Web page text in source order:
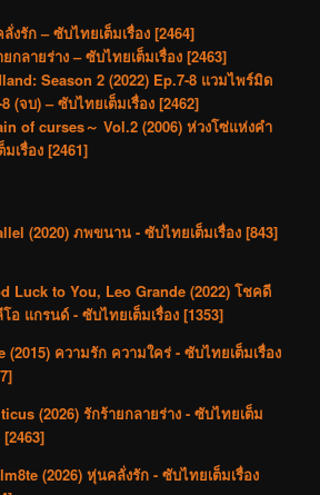
งรัก – ซับไทยเต็มเรื่อง [2464]
กลายร่าง – ซับไทยเต็มเรื่อง [2463]
Season 2 (2022) Ep.7-8 แวมไพร์มิด
จบ) – ซับไทยเต็มเรื่อง [2462]
of curses～ Vol.2 (2006) ห่วงโซ่แห่งคำ
เรื่อง [2461]
(2020) ภพขนาน - ซับไทยเต็มเรื่อง [843]
Luck to You, Leo Grande (2022) โชคดี
อ แกรนด์ - ซับไทยเต็มเรื่อง [1353]
(2015) ความรัก ความใคร่ - ซับไทยเต็มเรื่อง
(2026) รักร้ายกลายร่าง - ซับไทยเต็ม
[2463]
(2026) หุ่นคลั่งรัก - ซับไทยเต็มเรื่อง